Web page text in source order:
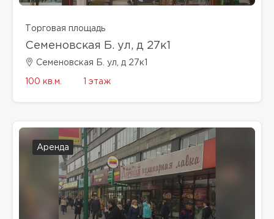
Торговая площадь
Семеновская Б. ул, д 27к1
Семеновская Б. ул, д 27к1
100 кв.м. 1 этаж
Аренда